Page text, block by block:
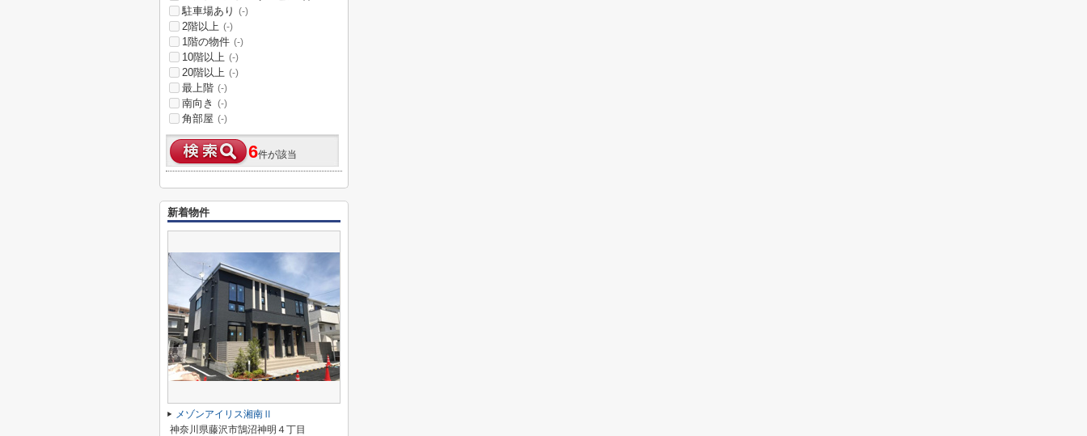
駐車場あり (-)
2階以上 (-)
1階の物件 (-)
10階以上 (-)
20階以上 (-)
最上階 (-)
南向き (-)
角部屋 (-)
6件が該当
新着物件
メゾンアイリス湘南Ⅱ
神奈川県藤沢市鵠沼神明４丁目